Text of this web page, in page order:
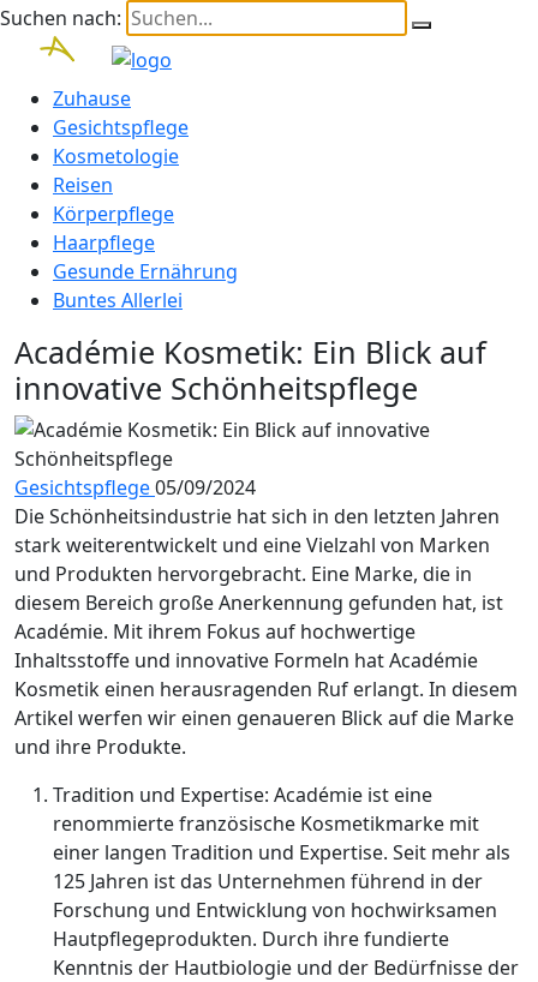
Suchen nach:
Zuhause
Gesichtspflege
Kosmetologie
Reisen
Körperpflege
Haarpflege
Gesunde Ernährung
Buntes Allerlei
Académie Kosmetik: Ein Blick auf
innovative Schönheitspflege
Gesichtspflege05/09/2024
Die Schönheitsindustrie hat sich in den letzten Jahren
stark weiterentwickelt und eine Vielzahl von Marken
und Produkten hervorgebracht. Eine Marke, die in
diesem Bereich große Anerkennung gefunden hat, ist
Académie. Mit ihrem Fokus auf hochwertige
Inhaltsstoffe und innovative Formeln hat Académie
Kosmetik einen herausragenden Ruf erlangt. In diesem
Artikel werfen wir einen genaueren Blick auf die Marke
und ihre Produkte.
Tradition und Expertise: Académie ist eine
renommierte französische Kosmetikmarke mit
einer langen Tradition und Expertise. Seit mehr als
125 Jahren ist das Unternehmen führend in der
Forschung und Entwicklung von hochwirksamen
Hautpflegeprodukten. Durch ihre fundierte
Kenntnis der Hautbiologie und der Bedürfnisse der